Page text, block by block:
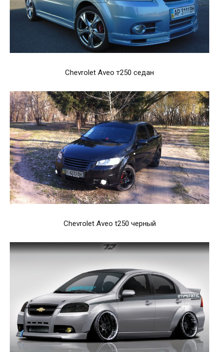
Chevrolet Aveo т250 седан
Chevrolet Aveo t250 черный